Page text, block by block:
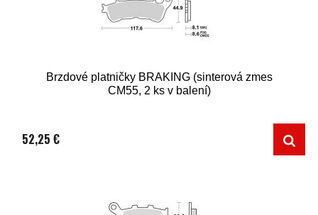
Brzdové platničky BRAKING (sinterová zmes
CM55, 2 ks v balení)
52,25 €